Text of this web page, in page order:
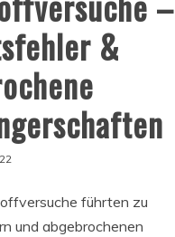
&
führten zu
und abgebrochenen